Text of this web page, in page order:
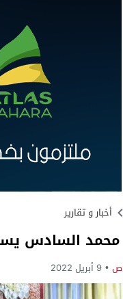
أخبار و تقارير
محمد السادس
9 أبريل 2022